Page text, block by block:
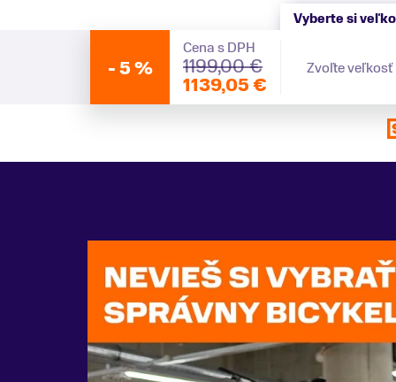
-5 %
Cena s DPH
1199,00 €
1139,05 €
Vyberte si
Zvoľte veľkosť